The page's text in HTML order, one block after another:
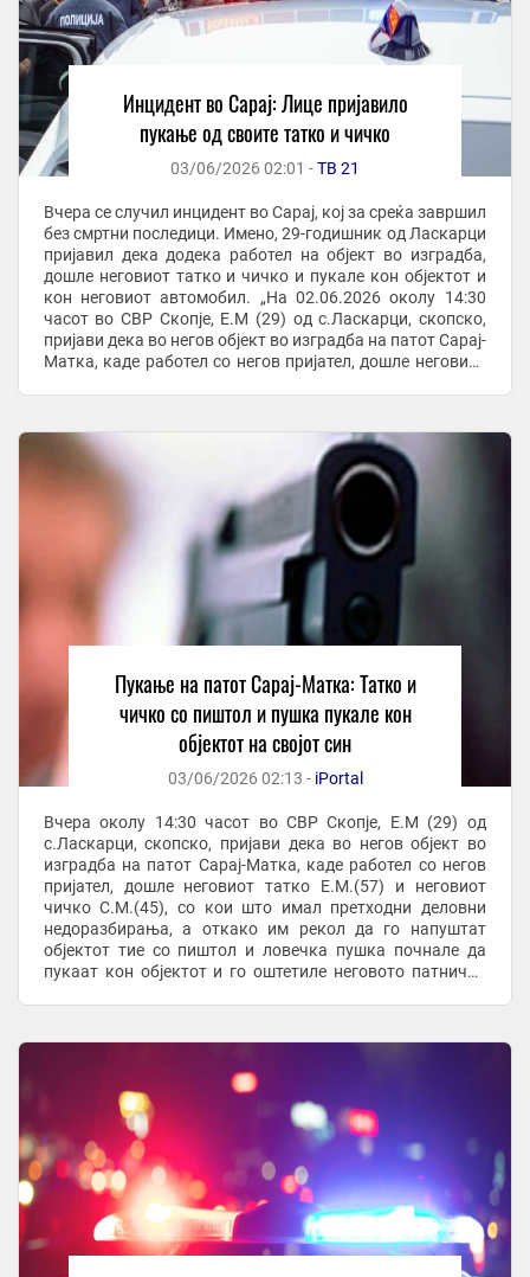
Инцидент во Сарај: Лице пријавило
пукање од своите татко и чичко
03/06/2026 02:01 -ТВ 21
Вчера се случил инцидент во Сарај, кој за среќа завршил
без смртни последици. Имено, 29-годишник од Ласкарци
пријавил дека додека работел на објект во изградба,
дошле неговиот татко и чичко и пукале кон објектот и
кон неговиот автомобил. „На 02.06.2026 околу 14:30
часот во СВР Скопје, Е.М (29) од с.Ласкарци, скопско,
пријави дека во негов објект во изградба на патот Сарај-
Матка, каде работел со негов пријател, дошле неговиот
Пукање на патот Сарај-Матка: Татко и
чичко со пиштол и пушка пукале кон
објектот на својот син
03/06/2026 02:13 - iPortal
Вчера околу 14:30 часот во СВР Скопје, Е.М (29) од
с.Ласкарци, скопско, пријави дека во негов објект во
изградба на патот Сарај-Матка, каде работел со негов
пријател, дошле неговиот татко Е.М.(57) и неговиот
чичко С.М.(45), со кои што имал претходни деловни
недоразбирања, а откако им рекол да го напуштат
објектот тие со пиштол и ловечка пушка почнале да
пукаат кон објектот и го оштетиле неговото патничко